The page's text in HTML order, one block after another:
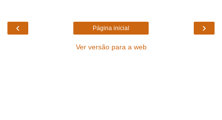
‹ ›
Página inicial
Ver versão para a web